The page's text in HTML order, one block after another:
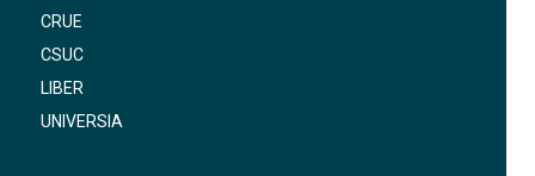
CRUE
CSUC
LIBER
UNIVERSIA